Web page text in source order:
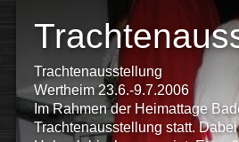
Trachtenausstellung
Wertheim 23.6.-9.7.2006
Im Rahmen der Heimattage
Trachtenausstellung statt.